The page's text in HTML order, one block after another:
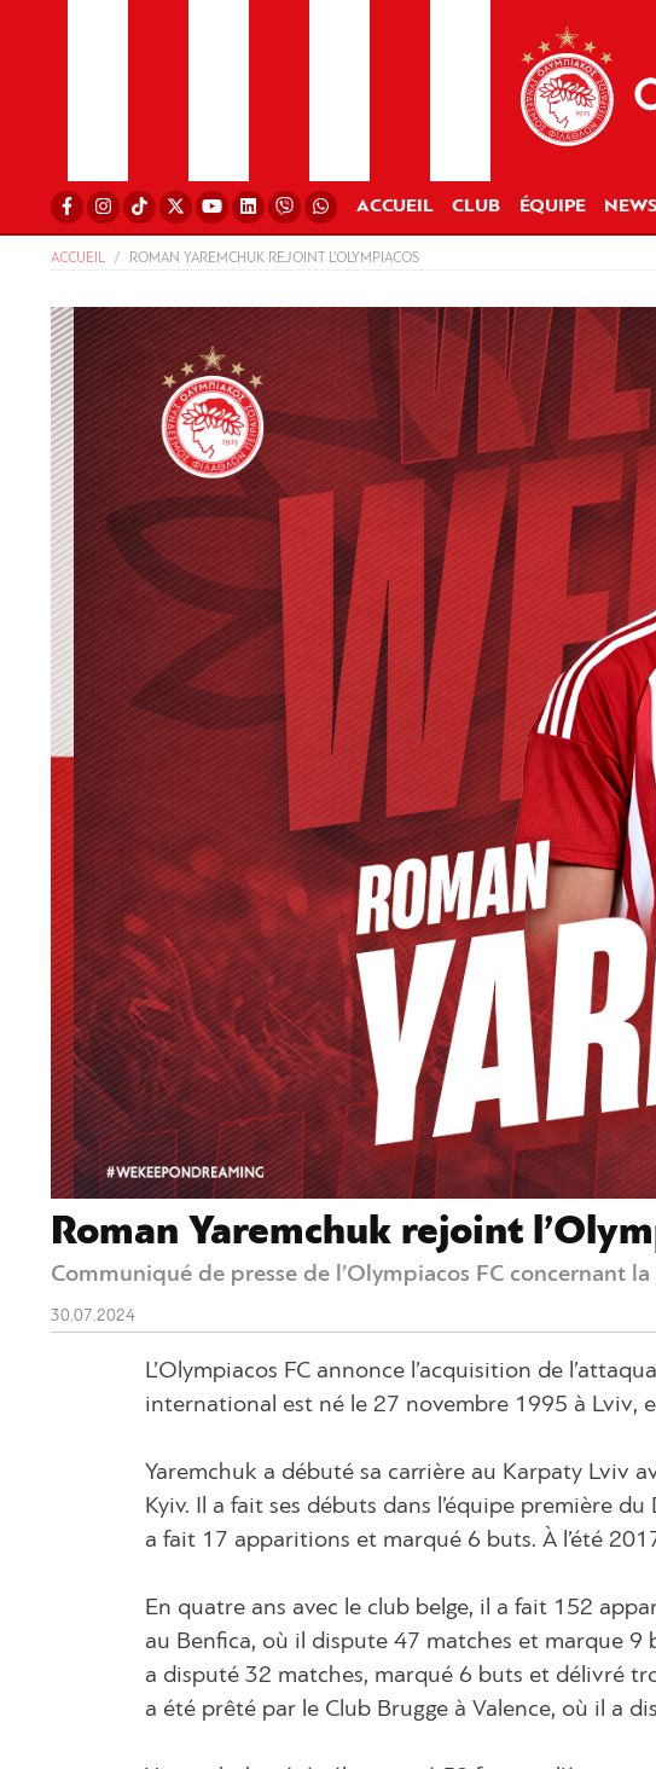
ACCUEIL CLUB ÉQUIPE NEWS
ACCUEIL ROMAN YAREMCHUK REJOINT L’OLYMPIACOS
Roman Yaremchuk rejoint
Communiqué de presse de l’Olympiacos FC concernant
30.07.2024
L’Olympiacos FC annonce l’acquisition de
international est né le 27 novembre 1995 à Lviv,
Yaremchuk a débuté sa carrière au Karpaty Lviv
Kyiv. Il a fait ses débuts dans l’équipe première
a fait 17 apparitions et marqué 6 buts. À l’été
En quatre ans avec le club belge, il a fait 152
au Benfica, où il dispute 47 matches et marque 9
a disputé 32 matches, marqué 6 buts et délivré
a été prêté par le Club Brugge à Valence, où il a